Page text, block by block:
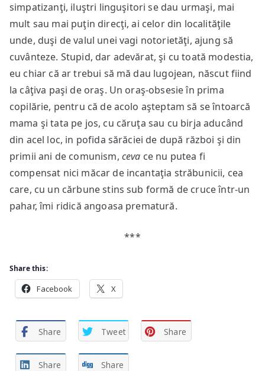
simpatizanţi, iluştri linguşitori se dau urmaşi, mai
mult sau mai puţin direcţi, ai celor din localităţile
unde, duşi de valul unei vagi notorietăţi, ajung să
cuvânteze. Stupid, dar adevărat, şi cu toată modestia,
eu chiar că ar trebui să mă dau lugojean, născut fiind
la câţiva paşi de oraş. Un oraş-obsesie în prima
copilărie, pentru că de acolo aşteptam să se întoarcă
mama şi tata pe jos, cu căruţa sau cu birja aducând
din acel loc, in pofida sărăciei de după război şi din
primii ani de comunism, ceva ce nu putea fi
compensat nici măcar de incantaţia străbunicii, cea
care, cu un cărbune stins sub formă de cruce într-un
pahar, îmi ridică angoasa prematură.
***
Share this:
Facebook X
Share Tweet Share
Share Share